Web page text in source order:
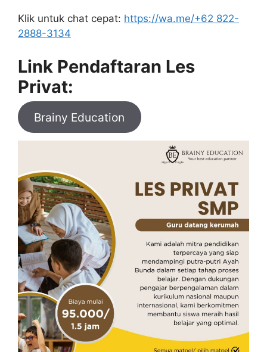
Klik untuk chat cepat: https://wa.me/+62 822-
2888-3134
Link Pendaftaran Les
Privat:
Brainy Education